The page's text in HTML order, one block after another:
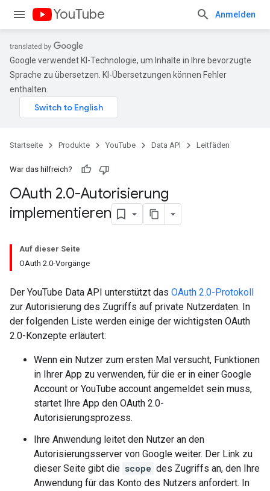
YouTube Anmelden
Google verwendet KI-Technologie, um Inhalte in Ihre bevorzugte
Sprache zu übersetzen. KI-Übersetzungen können Fehler
enthalten.
Startseite Produkte YouTube Data API Leitfäden
War das hilfreich?
OAuth 2.0-Autorisierung
implementieren
Auf dieser Seite
OAuth 2.0-Vorgänge
Der YouTube Data API unterstützt das OAuth 2.0-Protokoll
zur Autorisierung des Zugriffs auf private Nutzerdaten. In
der folgenden Liste werden einige der wichtigsten OAuth
2.0-Konzepte erläutert:
Wenn ein Nutzer zum ersten Mal versucht, Funktionen
in Ihrer App zu verwenden, für die er in einer Google
Account or YouTube account angemeldet sein muss,
startet Ihre App den OAuth 2.0-
Autorisierungsprozess.
Ihre Anwendung leitet den Nutzer an den
Autorisierungsserver von Google weiter. Der Link zu
dieser Seite gibt die scope des Zugriffs an, den Ihre
Anwendung für das Konto des Nutzers anfordert. In